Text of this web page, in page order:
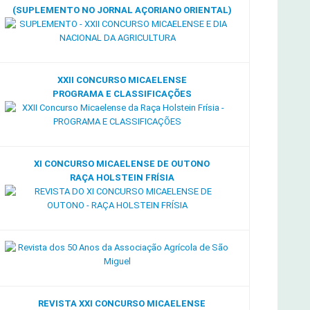
(SUPLEMENTO NO JORNAL AÇORIANO ORIENTAL)
XXII CONCURSO MICAELENSE
PROGRAMA E CLASSIFICAÇÕES
XI CONCURSO MICAELENSE DE OUTONO
RAÇA HOLSTEIN FRÍSIA
REVISTA XXI CONCURSO MICAELENSE